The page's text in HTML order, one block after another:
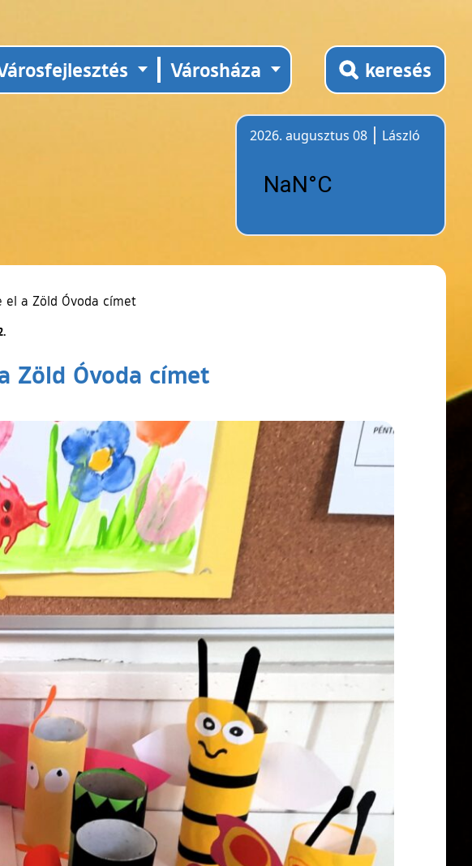
Városháza keresés
2026. augusztus 08
László
a Zöld Óvoda címet
Zöld Óvoda címet